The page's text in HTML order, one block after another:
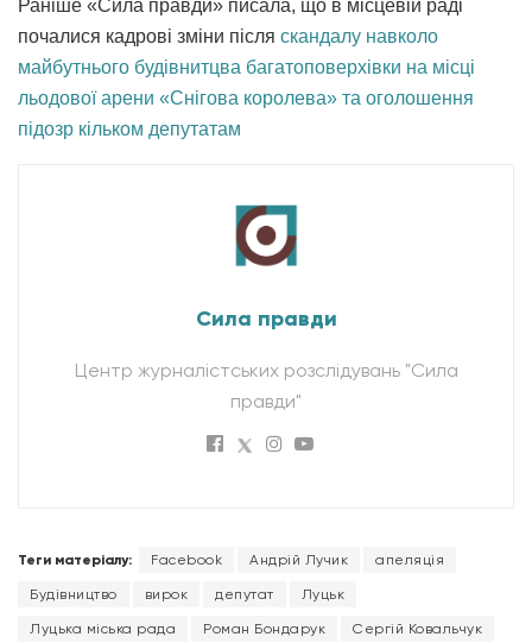
Раніше «Сила правди» писала, що в місцевій раді
почалися кадрові зміни після скандалу навколо
майбутнього будівнитцва багатоповерхівки на місці
льодової арени «Снігова королева» та оголошення
підозр кільком депутатам
Сила правди
Центр журналістських розслідувань "Сила
правди"
Теги матеріалу: Facebook Андрій Лучик апеляція
Будівництво вирок депутат Луцьк
Луцька міська рада Роман Бондарук Сергій Ковальчук